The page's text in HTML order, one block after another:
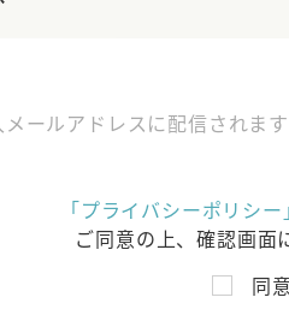
ールアドレスに配信されます
「プライバシーポリシー」
ご同意の上、確認画面
同